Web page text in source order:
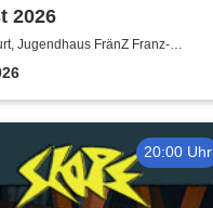
2026
Jugendhaus FränZ Franz-
20:00 Uhr